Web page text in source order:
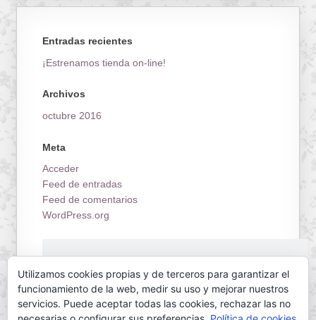
Entradas recientes
¡Estrenamos tienda on-line!
Archivos
octubre 2016
Meta
Acceder
Feed de entradas
Feed de comentarios
WordPress.org
Utilizamos cookies propias y de terceros para garantizar el
funcionamiento de la web, medir su uso y mejorar nuestros
servicios. Puede aceptar todas las cookies, rechazar las no